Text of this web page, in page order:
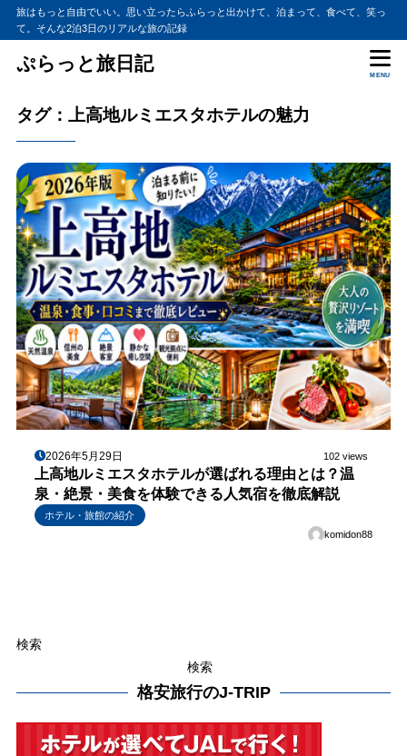
旅はもっと自由でいい。思い立ったらふらっと出かけて、泊まって、食べて、笑っ
て。そんな2泊3日のリアルな旅の記録
ぷらっと旅日記
MENU
タグ：上高地ルミエスタホテルの魅力
2026年5月29日 102 views
上高地ルミエスタホテルが選ばれる理由とは？温
泉・絶景・美食を体験できる人気宿を徹底解説
ホテル・旅館の紹介
komidon88
検索
検索
格安旅行のJ-TRIP